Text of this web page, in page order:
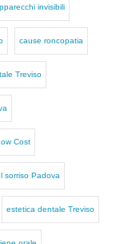
invisibili
cause roncopatia
Treviso
Cost
sorriso Padova
estetica dentale Treviso